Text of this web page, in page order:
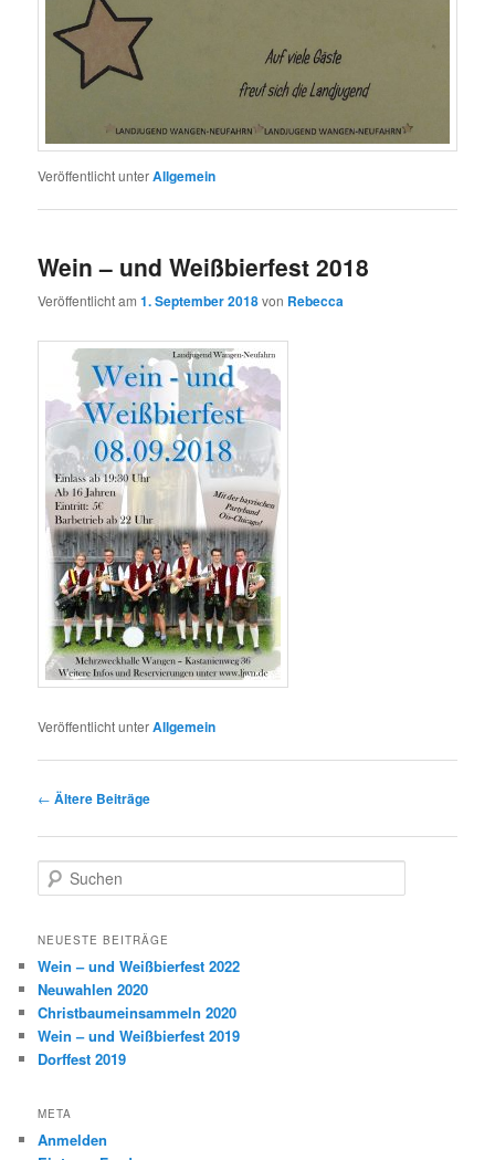
Veröffentlicht unterAllgemein
Wein – und Weißbierfest 2018
Veröffentlicht am1. September 2018von Rebecca
Veröffentlicht unterAllgemein
Beitragsnavigation
← Ältere Beiträge
u
h
n
NEUESTE BEITRÄGE
Wein – und Weißbierfest 2022
Neuwahlen 2020
Christbaumeinsammeln 2020
Wein – und Weißbierfest 2019
Dorffest 2019
META
Anmelden